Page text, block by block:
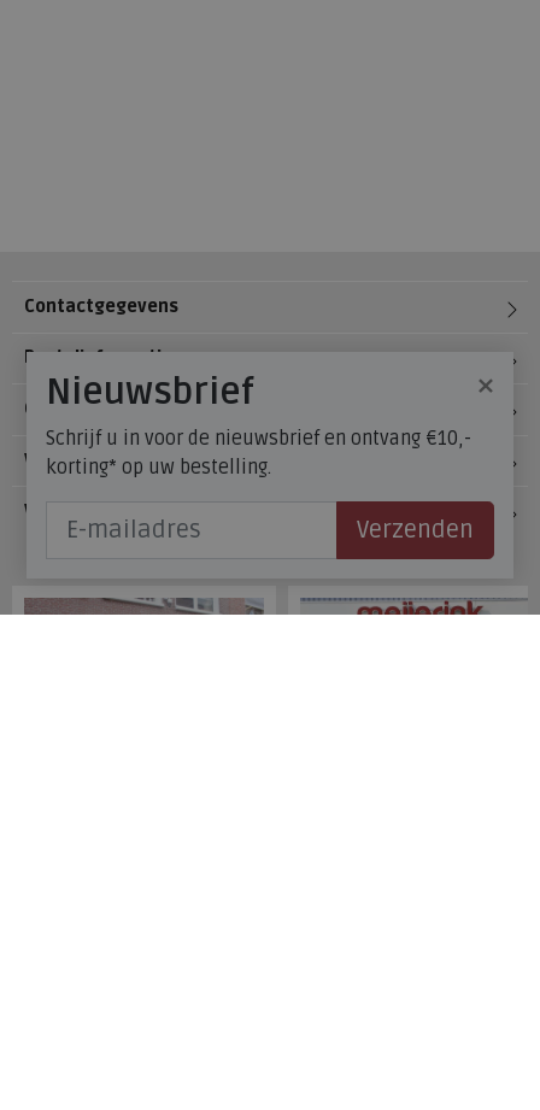
Contactgegevens
Bestelinformatie
Over Meijerink Schoenen
Voetzorg
Veelgestelde vragen
×
Nieuwsbrief
Schrijf u in voor de nieuwsbrief en ontvang €10,-
korting* op uw bestelling.
Verzenden